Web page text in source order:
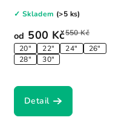
od 500 Kč550 Kč
20"
22" 24"
26"
28"
30"
✓ Skladem (>5 ks)
Detail